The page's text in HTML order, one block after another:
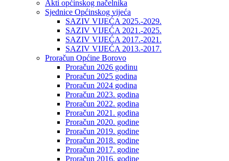
Akti općinskog načelnika
Sjednice Općinskog vijeća
SAZIV VIJEĆA 2025.-2029.
SAZIV VIJEĆA 2021.-2025.
SAZIV VIJEĆA 2017.-2021.
SAZIV VIJEĆA 2013.-2017.
Proračun Općine Borovo
Proračun 2026 godinu
Proračun 2025 godina
Proračun 2024 godina
Proračun 2023. godina
Proračun 2022. godina
Proračun 2021. godina
Proračun 2020. godine
Proračun 2019. godine
Proračun 2018. godine
Proračun 2017. godine
Proračun 2016. godine